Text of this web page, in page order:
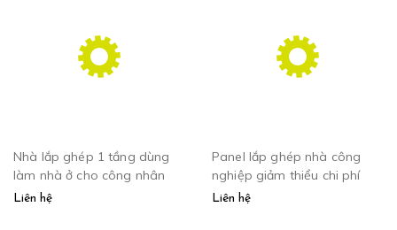
Nhà lắp ghép 1 tầng dùng
làm nhà ở cho công nhân
Liên hệ
Panel lắp ghép nhà công
nghiệp giảm thiểu chi phí
Liên hệ